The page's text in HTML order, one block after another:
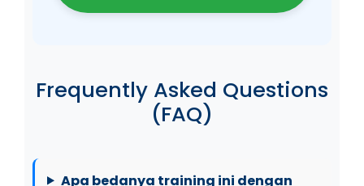
Frequently Asked Questions
(FAQ)
Apa bedanya training ini dengan